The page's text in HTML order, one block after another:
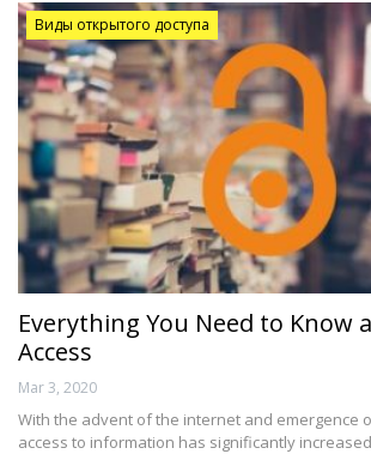
Виды открытого доступа
Everything You Need to Know
Access
Mar 3, 2020
With the advent of the internet and emergence
access to information has significantly